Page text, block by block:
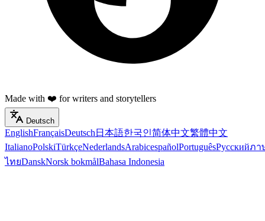
Made with ❤️ for writers and storytellers
Deutsch
EnglishFrançaisDeutsch 日本語한국인简体中文繁體中文
ItalianoPolskiTürkçeNederlandsArabicespañolPortuguêsРусскийภา
ไทยDanskNorsk bokmålBahasa Indonesia